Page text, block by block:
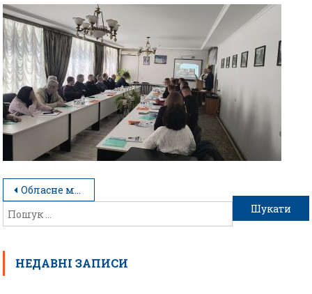
Обласне методоб’єднання керівників фізичного виховання
НЕДАВНІ ЗАПИСИ